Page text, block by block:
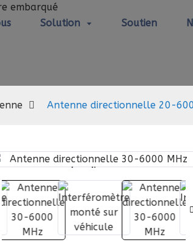
Solution Soutien
Antenne directionnelle 20-
Loading...
Loading...